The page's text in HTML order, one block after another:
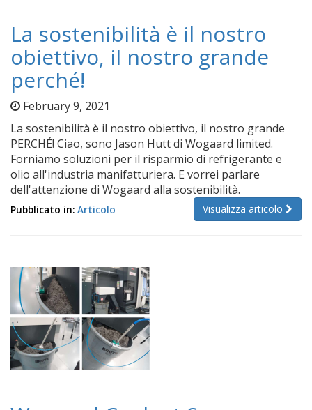
La sostenibilità è il nostro
obiettivo, il nostro grande
perché!
February 9, 2021
La sostenibilità è il nostro obiettivo, il nostro grande
PERCHÉ! Ciao, sono Jason Hutt di Wogaard limited.
Forniamo soluzioni per il risparmio di refrigerante e
olio all'industria manifatturiera. E vorrei parlare
dell'attenzione di Wogaard alla sostenibilità.
Visualizza articolo
Pubblicato in: Articolo